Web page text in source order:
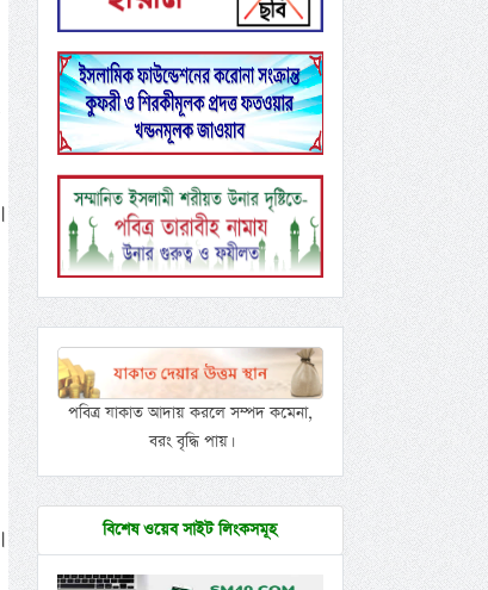
পবিত্র যাকাত আদায় করলে সম্পদ কমেনা,
বরং বৃদ্ধি পায়।
বিশেষ ওয়েব সাইট লিংকসমূহ